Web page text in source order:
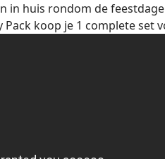
huis rondom de
koop je 1 complete set